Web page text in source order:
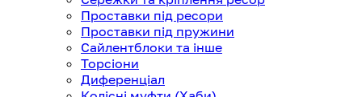
Проставки під ресори
Проставки під пружини
Сайлентблоки та інше
Торсіони
Диференціал